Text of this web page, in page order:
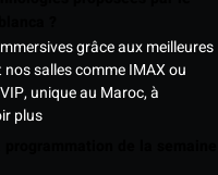
grâce aux meilleures
salles comme IMAX ou
unique au Maroc, à
plus